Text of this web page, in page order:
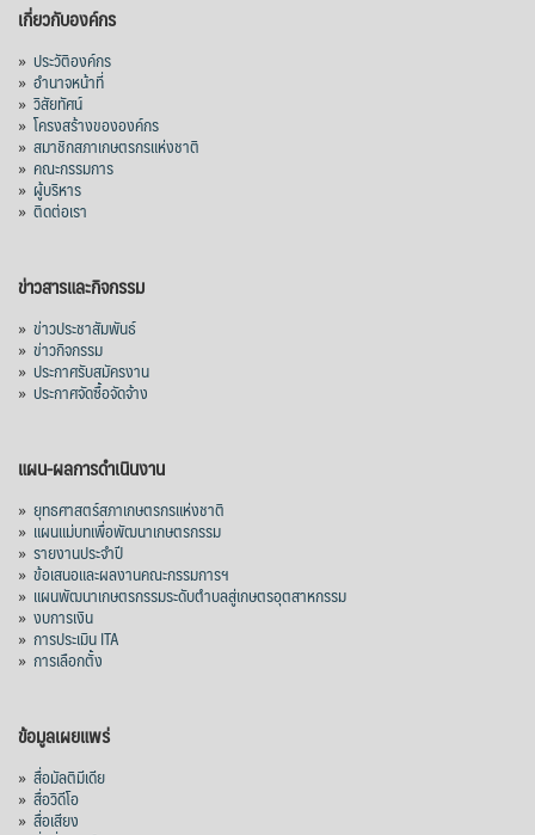
เกี่ยวกับองค์กร
» ประวัติองค์กร
» อำนาจหน้าที่
» วิสัยทัศน์
» โครงสร้างขององค์กร
» สมาชิกสภาเกษตรกรแห่งชาติ
» คณะกรรมการ
» ผู้บริหาร
» ติดต่อเรา
ข่าวสารและกิจกรรม
» ข่าวประชาสัมพันธ์
» ข่าวกิจกรรม
» ประกาศรับสมัครงาน
» ประกาศจัดซื้อจัดจ้าง
แผน-ผลการดำเนินงาน
» ยุทธศาสตร์สภาเกษตรกรแห่งชาติ
» แผนแม่บทเพื่อพัฒนาเกษตรกรรม
» รายงานประจำปี
» ข้อเสนอและผลงานคณะกรรมการฯ
» แผนพัฒนาเกษตรกรรมระดับตำบลสู่เกษตรอุตสาหกรรม
» งบการเงิน
» การประเมิน ITA
» การเลือกตั้ง
ข้อมูลเผยแพร่
» สื่อมัลติมีเดีย
» สื่อวิดีโอ
» สื่อเสียง